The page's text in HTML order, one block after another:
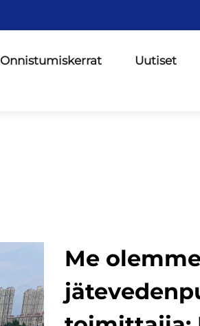
Onnistumiskerrat Uutiset
Me